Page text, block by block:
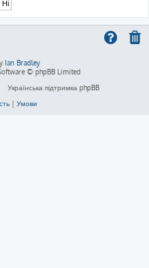
Ian Bradley
© phpBB Limited
Українська підтримка phpBB
| Умови